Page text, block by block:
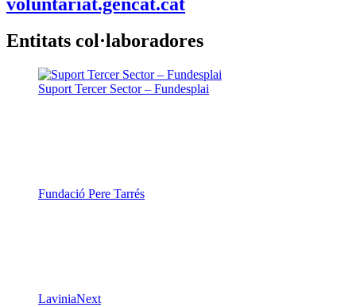
Entitats col·laboradores
Suport Tercer Sector – Fundesplai
Fundació Pere Tarrés
LaviniaNext